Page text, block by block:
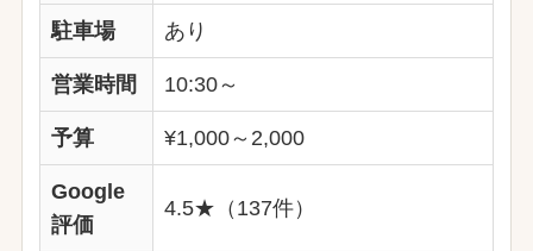
駐車場 あり
営業時間 10:30～
予算 ¥1,000～2,000
Google
評価
4.5★（137件）